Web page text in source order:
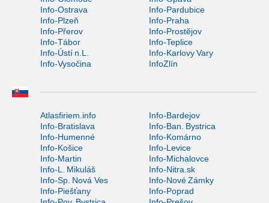
Info-Ostrava
Info-Pardubice
Info-Plzeň
Info-Praha
Info-Přerov
Info-Prostějov
Info-Tábor
Info-Teplice
Info-Ústí n.L.
Info-Karlovy Vary
Info-Vysočina
InfoZlín
Atlasfiriem.info
Info-Bardejov
Info-Bratislava
Info-Ban. Bystrica
Info-Humenné
Info-Komárno
Info-Košice
Info-Levice
Info-Martin
Info-Michalovce
Info-L. Mikuláš
Info-Nitra.sk
Info-Sp. Nová Ves
Info-Nové Zámky
Info-Piešťany
Info-Poprad